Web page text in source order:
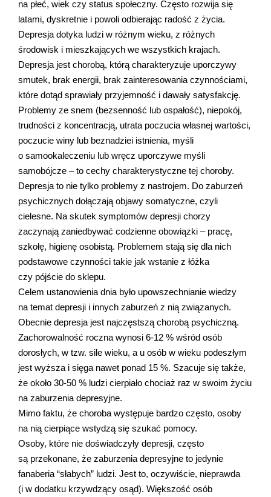
na płeć, wiek czy status społeczny. Często rozwija się
latami, dyskretnie i powoli odbierając radość z życia.
Depresja dotyka ludzi w różnym wieku, z różnych
środowisk i mieszkających we wszystkich krajach.
Depresja jest chorobą, którą charakteryzuje uporczywy
smutek, brak energii, brak zainteresowania czynnościami,
które dotąd sprawiały przyjemność i dawały satysfakcję.
Problemy ze snem (bezsenność lub ospałość), niepokój,
trudności z koncentracją, utrata poczucia własnej wartości,
poczucie winy lub beznadziei istnienia, myśli
o samookaleczeniu lub wręcz uporczywe myśli
samobójcze – to cechy charakterystyczne tej choroby.
Depresja to nie tylko problemy z nastrojem. Do zaburzeń
psychicznych dołączają objawy somatyczne, czyli
cielesne. Na skutek symptomów depresji chorzy
zaczynają zaniedbywać codzienne obowiązki – pracę,
szkołę, higienę osobistą. Problemem stają się dla nich
podstawowe czynności takie jak wstanie z łóżka
czy pójście do sklepu.
Celem ustanowienia dnia było upowszechnianie wiedzy
na temat depresji i innych zaburzeń z nią związanych.
Obecnie depresja jest najczęstszą chorobą psychiczną.
Zachorowalność roczna wynosi 6-12 % wśród osób
dorosłych, w tzw. sile wieku, a u osób w wieku podeszłym
jest wyższa i sięga nawet ponad 15 %. Szacuje się także,
że około 30-50 % ludzi cierpiało chociaż raz w swoim życiu
na zaburzenia depresyjne.
Mimo faktu, że choroba występuje bardzo często, osoby
na nią cierpiące wstydzą się szukać pomocy.
Osoby, które nie doświadczyły depresji, często
są przekonane, że zaburzenia depresyjne to jedynie
fanaberia “słabych” ludzi. Jest to, oczywiście, nieprawda
(i w dodatku krzywdzący osąd). Większość osób